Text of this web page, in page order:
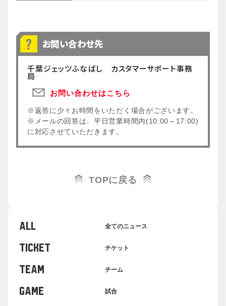
お問い合わせ先
千葉ジェッツふなばし カスタマーサポート事務
局
お問い合わせはこちら
※返答に少々お時間をいただく場合がございます。
※メールの回答は、平日営業時間内(10:00～17:00)
に対応させていただきます。
TOPに戻る
ALL 全てのニュース
TICKET チケット
TEAM チーム
GAME 試合